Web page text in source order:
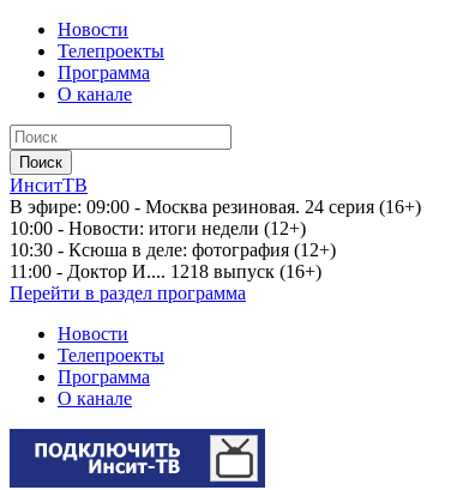
Новости
Телепроекты
Программа
О канале
ИнситТВ
В эфире: 09:00 - Москва резиновая. 24 серия (16+)
10:00 - Новости: итоги недели (12+)
10:30 - Ксюша в деле: фотография (12+)
11:00 - Доктор И.... 1218 выпуск (16+)
Перейти в раздел программа
Новости
Телепроекты
Программа
О канале